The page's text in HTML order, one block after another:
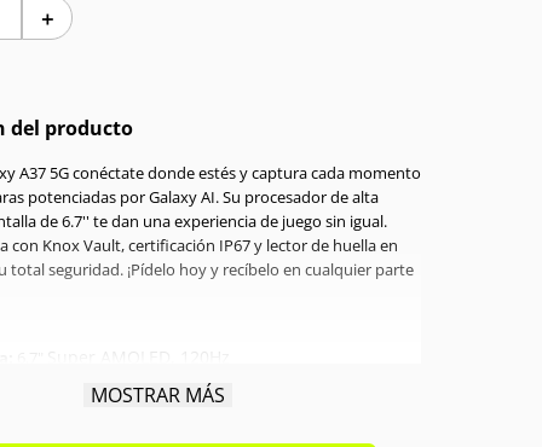
＋
del producto
A37 5G conéctate donde estés y captura cada momento
potenciadas por Galaxy AI. Su procesador de alta
de 6.7'' te dan una experiencia de juego sin igual.
con Knox Vault, certificación IP67 y lector de huella en
total seguridad. ¡Pídelo hoy y recíbelo en cualquier parte
Exynos 1480 Octa-core 2.75 GHz
MOSTRAR MÁS